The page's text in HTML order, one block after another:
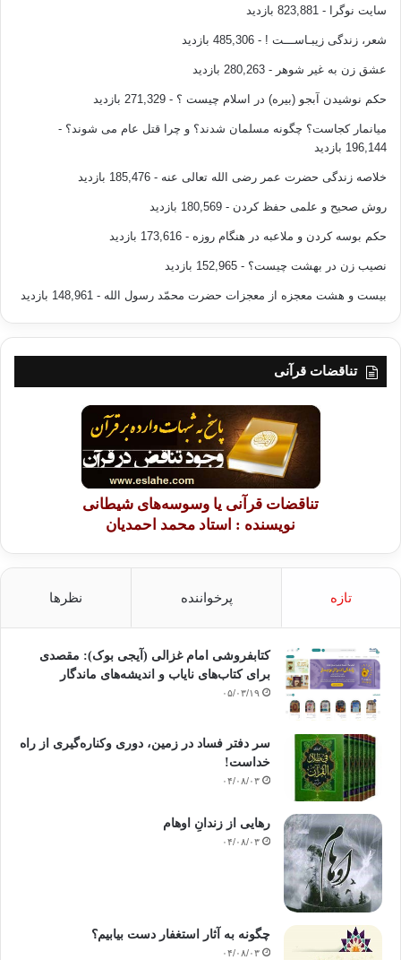
سایت نوگرا - 823,881 بازدید
شعر، زندگی زیبـاســـت ! - 485,306 بازدید
عشق زن به غیر شوهر - 280,263 بازدید
حکم نوشیدن آبجو (بیره) در اسلام چیست ؟ - 271,329 بازدید
میانمار کجاست؟ چگونه مسلمان شدند؟ و چرا قتل عام می شوند؟ -
196,144 بازدید
خلاصه زندگی حضرت عمر رضی الله تعالی عنه - 185,476 بازدید
روش صحیح و علمی حفظ کردن - 180,569 بازدید
حکم بوسه کردن و ملاعبه در هنگام روزه - 173,616 بازدید
نصیب زن در بهشت چیست؟ - 152,965 بازدید
بیست و هشت معجزه از معجزات حضرت محمّد رسول الله - 148,961 بازدید
تناقضات قرآنی
تناقضات قرآنی یا وسوسه‌های شیطانی
نویسنده : استاد محمد احمدیان
تازه پرخواننده نظرها
کتابفروشی امام غزالی (آیجی بوک): مقصدی
برای کتاب‌های نایاب و اندیشه‌های ماندگار
۰۵/۰۳/۱۹
سر دفتر فساد در زمین‌، دوری وکناره‌گیری از راه
خداست‌!
۰۴/۰۸/۰۳
رهایی از زندانِ اوهام
۰۴/۰۸/۰۳
چگونه به آثار استغفار دست بیابیم؟
۰۴/۰۸/۰۳